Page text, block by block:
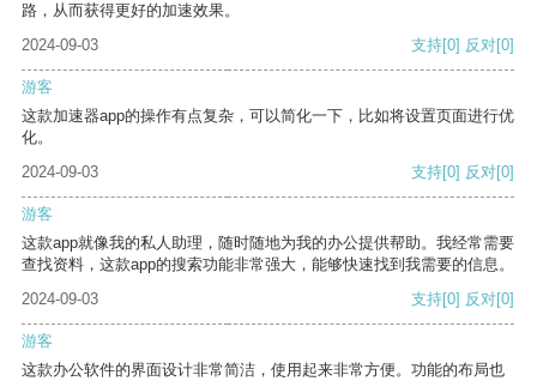
路，从而获得更好的加速效果。
2024-09-03
支持[0] 反对[0]
游客
这款加速器app的操作有点复杂，可以简化一下，比如将设置页面进行优
化。
2024-09-03
支持[0] 反对[0]
游客
这款app就像我的私人助理，随时随地为我的办公提供帮助。我经常需要
查找资料，这款app的搜索功能非常强大，能够快速找到我需要的信息。
2024-09-03
支持[0] 反对[0]
游客
这款办公软件的界面设计非常简洁，使用起来非常方便。功能的布局也